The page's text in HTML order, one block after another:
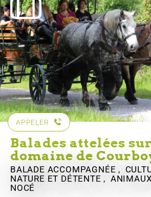
APPELER
Balades attelées
domaine de
BALADE ACCOMPAGNÉE ,
NATURE ET DÉTENTE ,
NOCÉ